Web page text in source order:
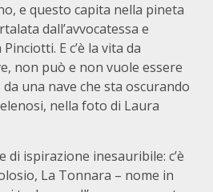
e questo capita nella pineta
dall’avvocatessa e
E c’è la vita da
non può e non vuole essere
una nave che sta oscurando
nella foto di Laura
di ispirazione inesauribile: c’è
La Tonnara – nome in